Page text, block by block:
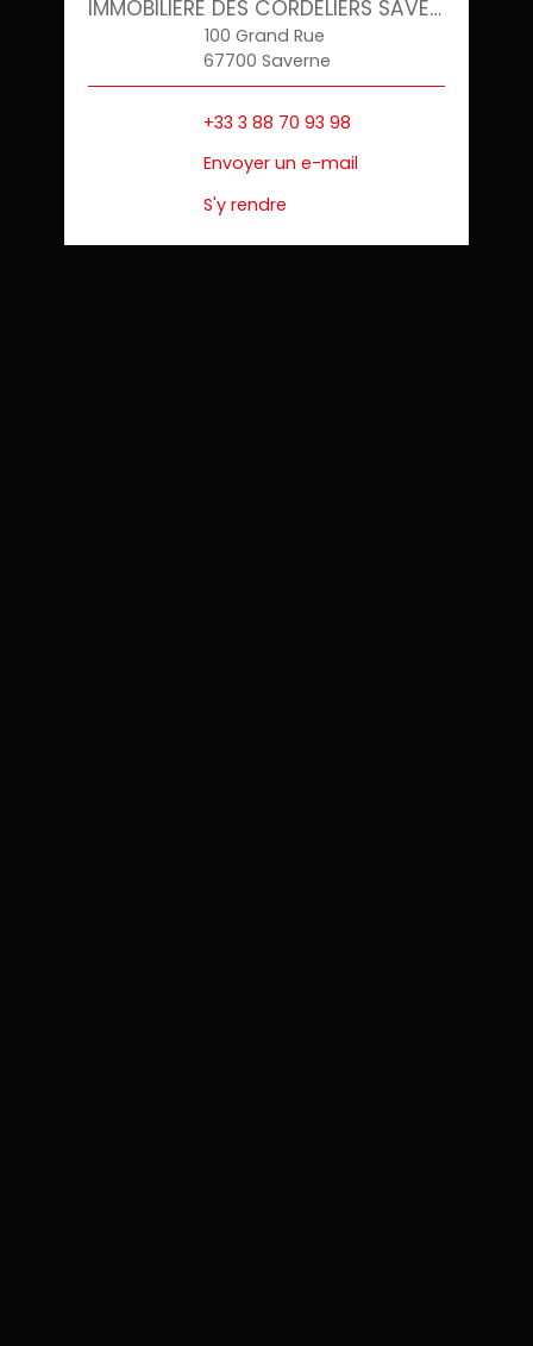
IMMOBILIÈRE DES CORDELIERS SAVERNE
100 Grand Rue
67700 Saverne
+33 3 88 70 93 98
Envoyer un e-mail
S'y rendre